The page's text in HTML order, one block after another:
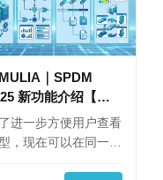
｜SPDM
新功能介绍【下
进一步方便用户查看
，现在可以在同一